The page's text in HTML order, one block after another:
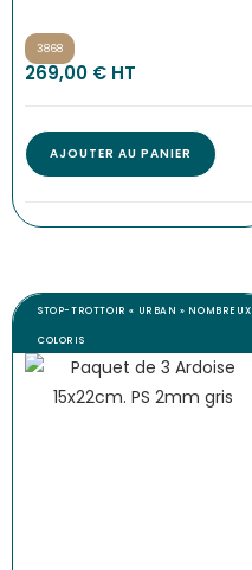
3868
269,00 € HT
AJOUTER AU PANIER
STOP-TROTTOIR « URBAN » NOMBREUX
COLORIS